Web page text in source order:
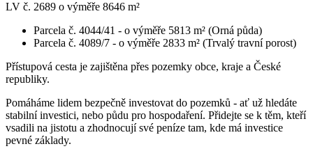
LV č. 2689 o výměře 8646 m²
Parcela č. 4044/41 - o výměře 5813 m² (Orná půda)
Parcela č. 4089/7 - o výměře 2833 m² (Trvalý travní porost)
Přístupová cesta je zajištěna přes pozemky obce, kraje a České
republiky.
Pomáháme lidem bezpečně investovat do pozemků - ať už hledáte
stabilní investici, nebo půdu pro hospodaření. Přidejte se k těm, kteří
vsadili na jistotu a zhodnocují své peníze tam, kde má investice
pevné základy.